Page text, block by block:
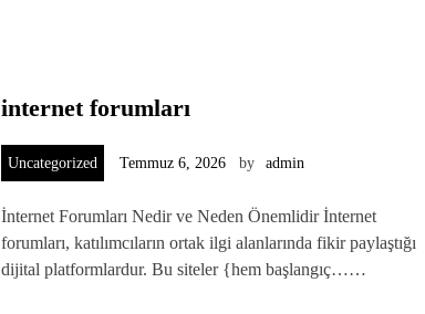
internet forumları
Uncategorized Temmuz 6, 2026 by admin
İnternet Forumları Nedir ve Neden Önemlidir İnternet
forumları, katılımcıların ortak ilgi alanlarında fikir paylaştığı
dijital platformlardur. Bu siteler {hem başlangıç……